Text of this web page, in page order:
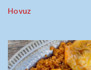
Hovuz